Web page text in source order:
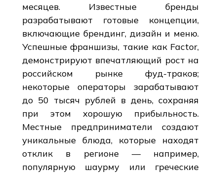
месяцев. Известные бренды
разрабатывают готовые концепции,
включающие брендинг, дизайн и меню.
Успешные франшизы, такие как Factor,
демонстрируют впечатляющий рост на
российском рынке фуд-траков;
некоторые операторы зарабатывают
до 50 тысяч рублей в день, сохраняя
при этом хорошую прибыльность.
Местные предприниматели создают
уникальные блюда, которые находят
отклик в регионе — например,
популярную шаурму или греческие